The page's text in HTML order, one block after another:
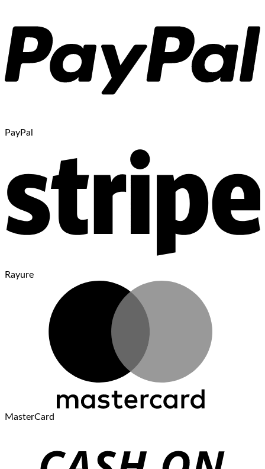
PayPal
Rayure
MasterCard